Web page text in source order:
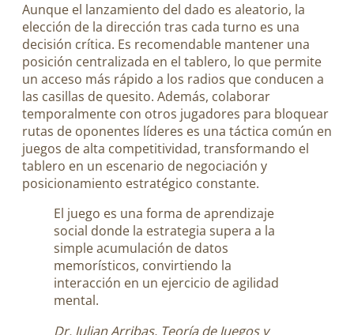
Aunque el lanzamiento del dado es aleatorio, la
elección de la dirección tras cada turno es una
decisión crítica. Es recomendable mantener una
posición centralizada en el tablero, lo que permite
un acceso más rápido a los radios que conducen a
las casillas de quesito. Además, colaborar
temporalmente con otros jugadores para bloquear
rutas de oponentes líderes es una táctica común en
juegos de alta competitividad, transformando el
tablero en un escenario de negociación y
posicionamiento estratégico constante.
El juego es una forma de aprendizaje
social donde la estrategia supera a la
simple acumulación de datos
memorísticos, convirtiendo la
interacción en un ejercicio de agilidad
mental.
Dr. Julian Arribas, Teoría de Juegos y